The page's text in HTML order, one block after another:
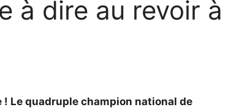
à dire au revoir à
! Le quadruple champion national de